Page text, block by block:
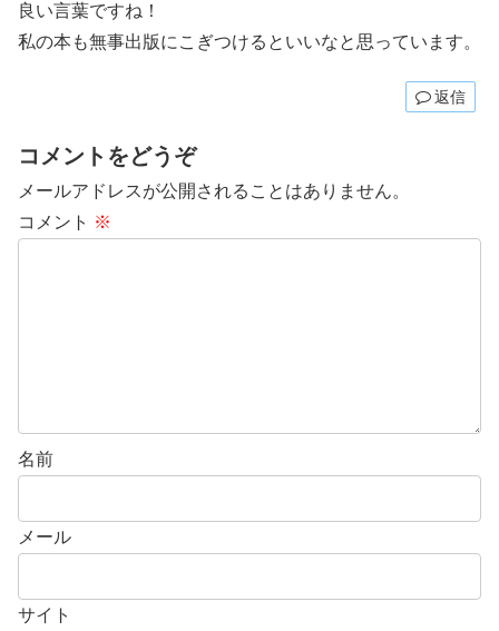
良い言葉ですね！
私の本も無事出版にこぎつけるといいなと思っています。
返信
コメントをどうぞ
メールアドレスが公開されることはありません。
コメント ※
名前
メール
サイト